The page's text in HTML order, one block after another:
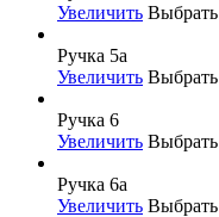
Увеличить Выбрать
Ручка 5а
Увеличить Выбрать
Ручка 6
Увеличить Выбрать
Ручка 6а
Увеличить Выбрать